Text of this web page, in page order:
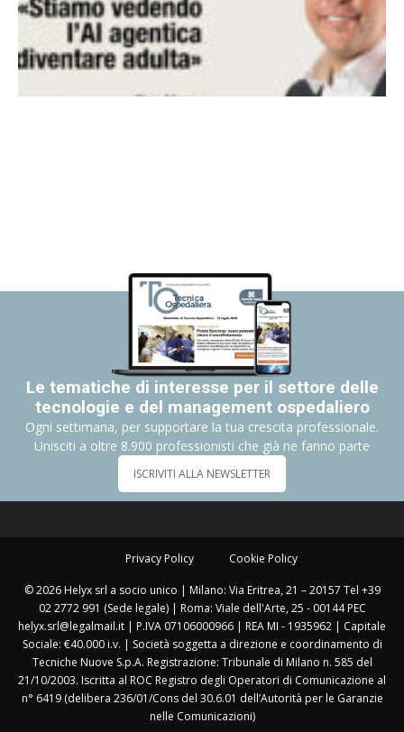
Le tematiche di interesse per il settore delle
tecnologie e del management ospedaliero
Ogni settimana, per supportare la tua crescita professionale.
Unisciti a oltre 8.900 professionisti che già ne fanno parte
ISCRIVITI ALLA NEWSLETTER
Privacy Policy Cookie Policy
© 2026 Helyx srl a socio unico | Milano: Via Eritrea, 21 – 20157 Tel +39
02 2772 991 (Sede legale) | Roma: Viale dell'Arte, 25 - 00144 PEC
helyx.srl@legalmail.it | P.IVA 07106000966 | REA MI - 1935962 | Capitale
Sociale: €40.000 i.v. | Società soggetta a direzione e coordinamento di
Tecniche Nuove S.p.A. Registrazione: Tribunale di Milano n. 585 del
21/10/2003. Iscritta al ROC Registro degli Operatori di Comunicazione al
n° 6419 (delibera 236/01/Cons del 30.6.01 dell’Autorità per le Garanzie
nelle Comunicazioni)